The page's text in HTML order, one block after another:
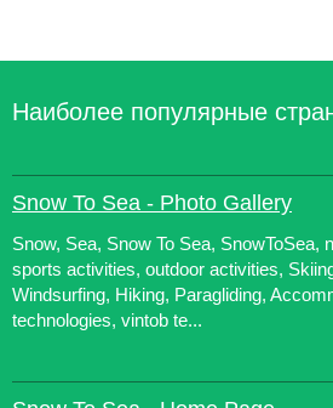
Наиболее популярные
Snow To Sea - Photo Gallery
Snow, Sea, Snow To Sea, SnowToSea,
sports activities, outdoor activities,
Windsurfing, Hiking, Paragliding,
technologies, vintob te...